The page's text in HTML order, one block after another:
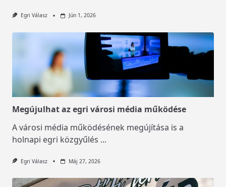
Egri Válasz Jún 1, 2026
Megújulhat az egri városi média működése
A városi média működésének megújítása is a
holnapi egri közgyűlés ...
Egri Válasz Máj 27, 2026